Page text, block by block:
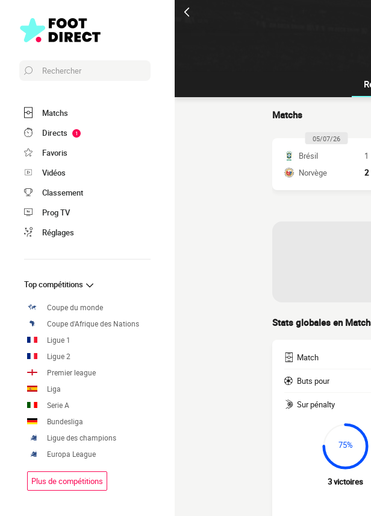
Rechercher
Matchs
Directs
1
Favoris
Vidéos
Classement
Prog TV
Réglages
Top compétitions
Coupe du monde
Coupe d'Afrique des Nations
Ligue 1
Ligue 2
Premier league
Liga
Serie A
Bundesliga
Ligue des champions
Europa League
Plus de compétitions
Matchs
05/07/26
Brésil
1
Norvège
2
Stats globales en
Match
Buts pour
Sur pénalty
75%
3 victoires